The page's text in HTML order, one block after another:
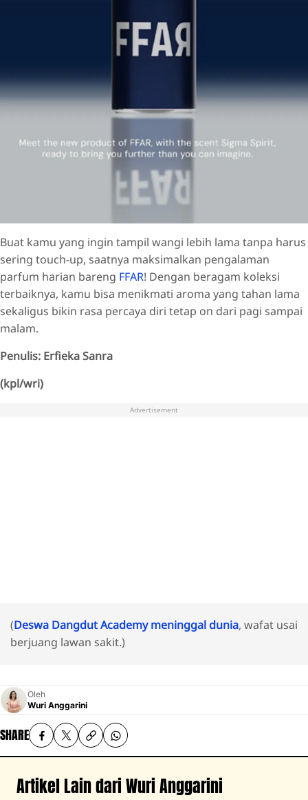
Buat kamu yang ingin tampil wangi lebih lama tanpa harus
sering touch-up, saatnya maksimalkan pengalaman
parfum harian bareng FFAR! Dengan beragam koleksi
terbaiknya, kamu bisa menikmati aroma yang tahan lama
sekaligus bikin rasa percaya diri tetap on dari pagi sampai
malam.
Penulis: Erfieka Sanra
(kpl/wri)
Advertisement
(Deswa Dangdut Academy meninggal dunia, wafat usai
berjuang lawan sakit.)
Oleh
Wuri Anggarini
SHARE
Artikel Lain dari Wuri Anggarini